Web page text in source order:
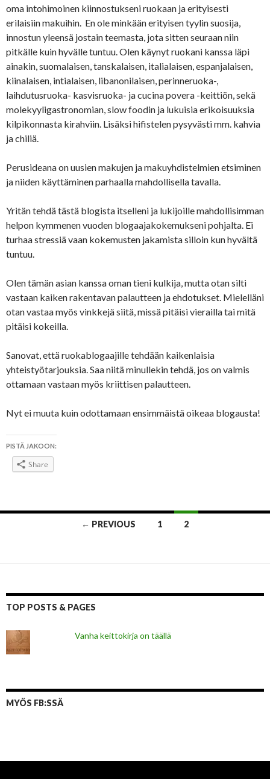
oma intohimoinen kiinnostukseni ruokaan ja erityisesti
erilaisiin makuihin. En ole minkään erityisen tyylin suosija,
innostun yleensä jostain teemasta, jota sitten seuraan niin
pitkälle kuin hyvälle tuntuu. Olen käynyt ruokani kanssa läpi
ainakin, suomalaisen, tanskalaisen, italialaisen, espanjalaisen,
kiinalaisen, intialaisen, libanonilaisen, perinneruoka-,
laihdutusruoka- kasvisruoka- ja cucina povera -keittiön, sekä
molekyyligastronomian, slow foodin ja lukuisia erikoisuuksia
kilpikonnasta kirahviin. Lisäksi hifistelen pysyvästi mm. kahvia
ja chiliä.
Perusideana on uusien makujen ja makuyhdistelmien etsiminen
ja niiden käyttäminen parhaalla mahdollisella tavalla.
Yritän tehdä tästä blogista itselleni ja lukijoille mahdollisimman
helpon kymmenen vuoden blogaajakokemukseni pohjalta. Ei
turhaa stressiä vaan kokemusten jakamista silloin kun hyvältä
tuntuu.
Olen tämän asian kanssa oman tieni kulkija, mutta otan silti
vastaan kaiken rakentavan palautteen ja ehdotukset. Mielelläni
otan vastaa myös vinkkejä siitä, missä pitäisi vierailla tai mitä
pitäisi kokeilla.
Sanovat, että ruokablogaajille tehdään kaikenlaisia
yhteistyötarjouksia. Saa niitä minullekin tehdä, jos on valmis
ottamaan vastaan myös kriittisen palautteen.
Nyt ei muuta kuin odottamaan ensimmäistä oikeaa blogausta!
PISTÄ JAKOON:
Share
← PREVIOUS 1 2
TOP POSTS & PAGES
Vanha keittokirja on täällä
MYÖS FB:SSÄ